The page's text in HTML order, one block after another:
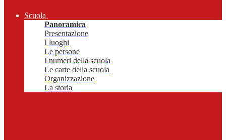
Scuola
Panoramica
Presentazione
I luoghi
Le persone
I numeri della scuola
Le carte della scuola
Organizzazione
La storia